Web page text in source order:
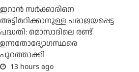
ഇറാന്‍ സര്‍ക്കാരിനെ
അട്ടിമറിക്കാനുള്ള പരാജയപ്പെട്ട
പദ്ധതി: മൊസാദിലെ രണ്ട്
ഉന്നതോദ്യോഗസ്ഥരെ
പുറത്താക്കി
13 hours ago